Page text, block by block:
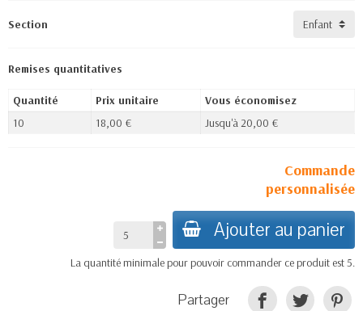
Section
Remises quantitatives
Quantité Prix unitaire
Vous économisez
10
18,00 € Jusqu'à 20,00 €
Commande
personnalisée
Ajouter au panier
La quantité minimale pour pouvoir commander ce produit est 5.
Partager